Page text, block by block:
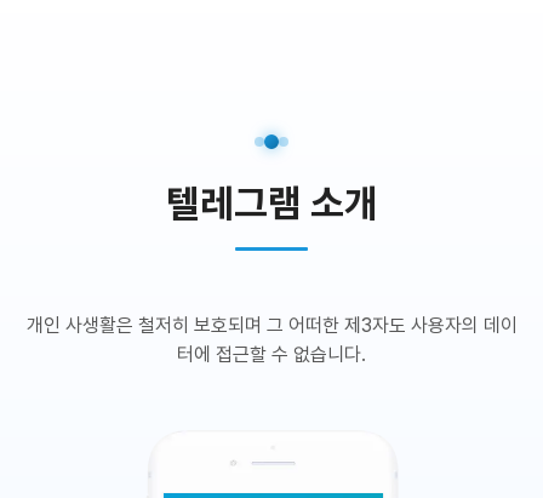
텔레그램 소개
개인 사생활은 철저히 보호되며 그 어떠한 제3자도 사용자의 데이
터에 접근할 수 없습니다.